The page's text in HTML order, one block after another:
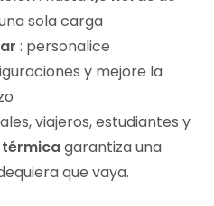
sola carga
: personalice
y mejore la
viajeros, estudiantes y
garantiza una
que vaya.